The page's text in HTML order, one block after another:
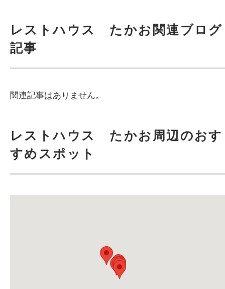
レストハウス たかお関連ブログ
記事
関連記事はありません。
レストハウス たかお周辺のおす
すめスポット